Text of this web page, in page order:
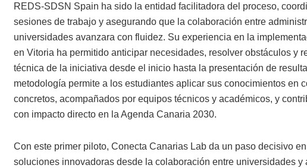
REDS-SDSN Spain ha sido la entidad facilitadora del proceso,
sesiones de trabajo y asegurando que la colaboración entre
universidades avanzara con fluidez. Su experiencia en la
en Vitoria ha permitido anticipar necesidades, resolver obstáculos y
técnica de la iniciativa desde el inicio hasta la presentación de
metodología permite a los estudiantes aplicar sus conocimientos en
concretos, acompañados por equipos técnicos y académicos, y
con impacto directo en la Agenda Canaria 2030.
Con este primer piloto, Conecta Canarias Lab da un paso decisivo
soluciones innovadoras desde la colaboración entre universidades y